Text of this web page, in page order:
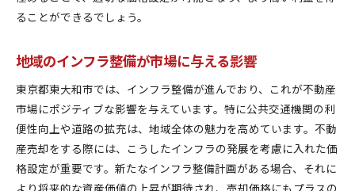
ることができるでしょう。
地域のインフラ整備が市場に与える影響
東京都東大和市では、インフラ整備が進んでおり、これが不動産
市場にポジティブな影響を与えています。特に公共交通機関の利
便性向上や道路の拡充は、地域全体の魅力を高めています。不動
産売却をする際には、こうしたインフラの発展を考慮に入れた価
格設定が重要です。新たなインフラ整備計画がある場合、それに
より将来的な資産価値の上昇が期待され、売却価格にもプラスの